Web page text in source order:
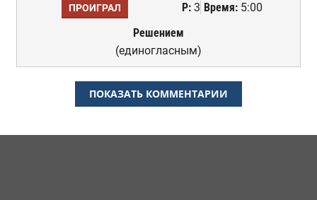
ПРОИГРАЛ Р:3 Время:5:00
Решением
(единогласным)
ПОКАЗАТЬ КОММЕНТАРИИ